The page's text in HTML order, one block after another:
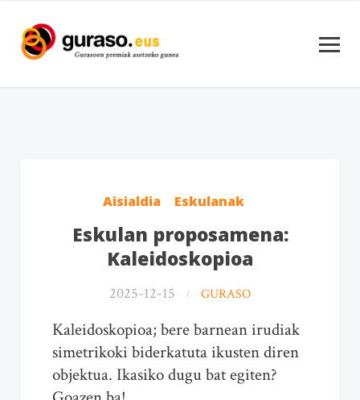
Aisialdia Eskulanak
Eskulan proposamena:
Kaleidoskopioa
2025-12-15 GURASO
Kaleidoskopioa; bere barnean irudiak
simetrikoki biderkatuta ikusten diren
objektua. Ikasiko dugu bat egiten?